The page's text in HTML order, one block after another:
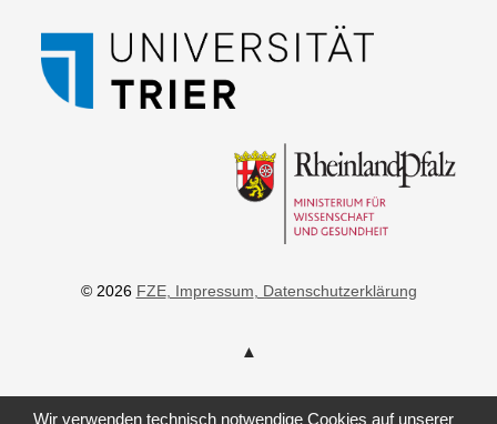
© 2026 FZE, Impressum, Datenschutzerklärung
Wir verwenden technisch notwendige Cookies auf unserer